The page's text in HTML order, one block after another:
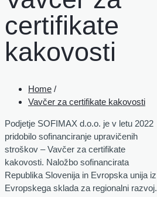
certifikate
kakovosti
Home /
Vavčer za certifikate kakovosti
Podjetje SOFIMAX d.o.o. je v letu 2022
pridobilo sofinanciranje upravičenih
stroškov – Vavčer za certifikate
kakovosti. Naložbo sofinancirata
Republika Slovenija in Evropska unija iz
Evropskega sklada za regionalni razvoj.